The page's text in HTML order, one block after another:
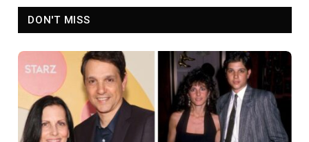
DON'T MISS